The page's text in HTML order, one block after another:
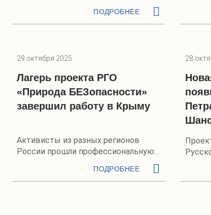
ПОДРОБНЕЕ
29 октября 2025
Лагерь проекта РГО
«Природа БЕЗопасности»
завершил работу в Крыму
Активисты из разных регионов
России прошли профессиональную
ПОДРОБНЕЕ
28